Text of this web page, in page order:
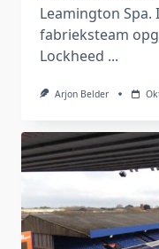
Leamington Spa.
fabrieksteam
Lockheed ...
Arjon Belder